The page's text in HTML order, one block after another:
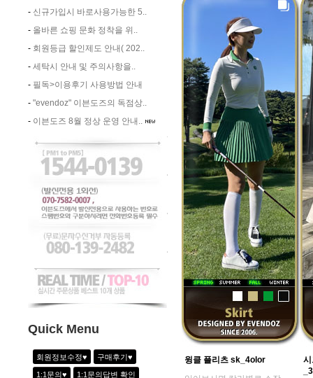
- 신규가입시 바로사용가능한 5..
- 올바른 쇼핑 문화 정착을 위..
- 회원등급 할인제도 안내( 202..
- 세탁시 안내 및 주의사항을..
- 필독>이용후기 사용방법 안내
- "evendoz" 이븐도즈의 독점상..
- 이븐도즈 8월 정상 운영 안내..
Quick Menu
회원정보수정♥ 구매후기♥
1:1문의♥ 1:1문의답변 확인
윙클 플리츠 sk_4olor